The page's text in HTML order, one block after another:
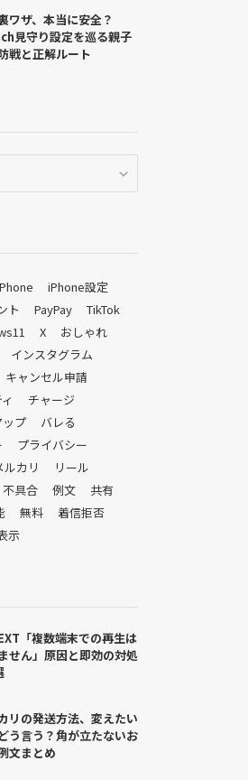
ワザ、本当に安全？
見守り設定を巡る親子
戦と正解ルート
iPhone設定
ト PayPay
TikTok
X
おしゃれ
インスタグラム
キャンセル申請
チャージ
プ
バレる
プライバシー
ルカリ
リール
不具合 例文
共有
無料
着信拒否
示
「複数端末での再生は
せん」原因と即効の対処
リの発送方法、変えたい
う言う？角が立たないお
文まとめ